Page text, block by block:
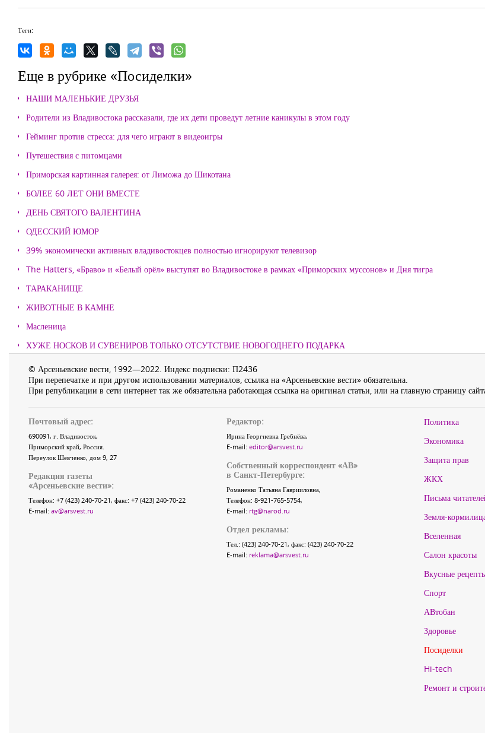
Теги:
Еще в рубрике «Посиделки»
НАШИ МАЛЕНЬКИЕ ДРУЗЬЯ
Родители из Владивостока рассказали, где их дети проведут летние каникулы в этом году
Гейминг против стресса: для чего играют в видеоигры
Путешествия с питомцами
Приморская картинная галерея: от Лиможа до Шикотана
БОЛЕЕ 60 ЛЕТ ОНИ ВМЕСТЕ
ДЕНЬ СВЯТОГО ВАЛЕНТИНА
ОДЕССКИЙ ЮМОР
39% экономически активных владивостокцев полностью игнорируют телевизор
The Hatters, «Браво» и «Белый орёл» выступят во Владивостоке в рамках «Приморских муссонов» и Дня тигра
ТАРАКАНИЩЕ
ЖИВОТНЫЕ В КАМНЕ
Масленица
ХУЖЕ НОСКОВ И СУВЕНИРОВ ТОЛЬКО ОТСУТСТВИЕ НОВОГОДНЕГО ПОДАРКА
© Арсеньевские вести, 1992—2022. Индекс подписки: П2436
При перепечатке и при другом использовании материалов, ссылка на «Арсеньевские вести» обязательна.
При републикации в сети интернет так же обязательна работающая ссылка на оригинал статьи, или на главную страницу
Почтовый адрес:
690091, г. Владивосток,
Приморский край, Россия.
Переулок Шевченко, дом 9, 27
Редакция газеты
«Арсеньевские вести»:
Телефон: +7 (423) 240-70-21, факс: +7 (423) 240-70-22
E-mail: av@arsvest.ru
Редактор:
Ирина Георгиевна Гребнёва,
E-mail: editor@arsvest.ru
Собственный корреспондент «АВ»
в Санкт-Петербурге:
Романенко Татьяна Гаврииловна,
Телефон: 8-921-765-5754,
E-mail: rtg@narod.ru
Отдел рекламы:
Тел.: (423) 240-70-21, факс: (423) 240-70-22
E-mail: reklama@arsvest.ru
Политика
Экономика
Защита прав
ЖКХ
Письма
Земля-
Вселенная
Салон красоты
Вкусные
Спорт
АВтобан
Здоровье
Посиделки
Hi-tech
Ремонт и